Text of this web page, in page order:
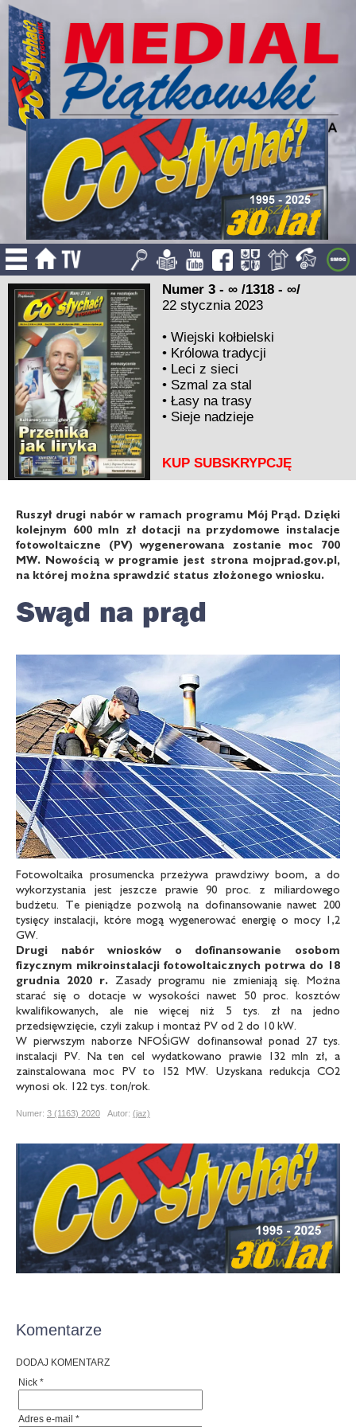
Numer 3 - ∞ /1318 - ∞/
22 stycznia 2023
•Wiejski kołbielski
• Królowa tradycji
• Leci z sieci
• Szmal za stal
•Łasy na trasy
• Sieje nadzieje
KUP SUBSKRYPCJĘ
Ruszył drugi nabór w ramach programu Mój Prąd. Dzięki
kolejnym 600 mln zł dotacji na przydomowe instalacje
fotowoltaiczne (PV) wygenerowana zostanie moc 700
MW. Nowością w programie jest strona mojprad.gov.pl,
na której można sprawdzić status złożonego wniosku.
Swąd na prąd
Fotowoltaika prosumencka przeżywa prawdziwy boom, a do
wykorzystania jest jeszcze prawie 90 proc. z miliardowego
budżetu. Te pieniądze pozwolą na dofinansowanie nawet 200
tysięcy instalacji, które mogą wygenerować energię o mocy 1,2
GW.
Drugi nabór wniosków o dofinansowanie osobom
fizycznym mikroinstalacji fotowoltaicznych potrwa do 18
grudnia 2020 r. Zasady programu nie zmieniają się. Można
starać się o dotacje w wysokości nawet 50 proc. kosztów
kwalifikowanych, ale nie więcej niż 5 tys. zł na jedno
przedsięwzięcie, czyli zakup i montaż PV od 2 do 10 kW.
W pierwszym naborze NFOŚiGW dofinansował ponad 27 tys.
instalacji PV. Na ten cel wydatkowano prawie 132 mln zł, a
zainstalowana moc PV to 152 MW. Uzyskana redukcja CO2
wynosi ok. 122 tys. ton/rok.
Numer: 3 (1163) 2020 Autor: (jaz)
Komentarze
DODAJ KOMENTARZ
Nick *
Adres e-mail *